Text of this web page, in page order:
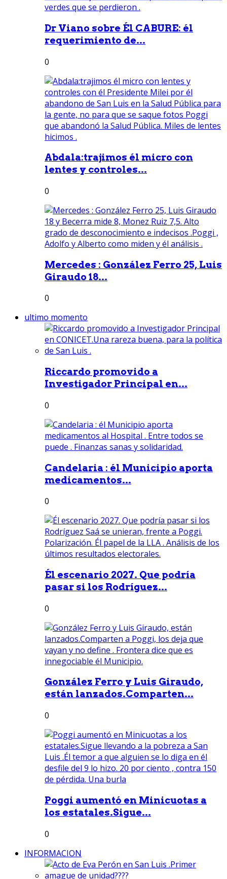
Dr Viano sobre Él CABURE: él
requerimiento de...
0
Abdala:trajimos él micro con
lentes y controles...
0
Mercedes : González Ferro 25, Luis
Giraudo 18...
0
ultimo momento
Riccardo promovido a
Investigador Principal en...
0
Candelaria : él Municipio aporta
medicamentos...
0
Él escenario 2027. Que podría
pasar si los Rodríguez...
0
González Ferro y Luis Giraudo,
están lanzados.Comparten...
0
Poggi aumentó en Minicuotas a
los estatales.Sigue...
0
INFORMACION